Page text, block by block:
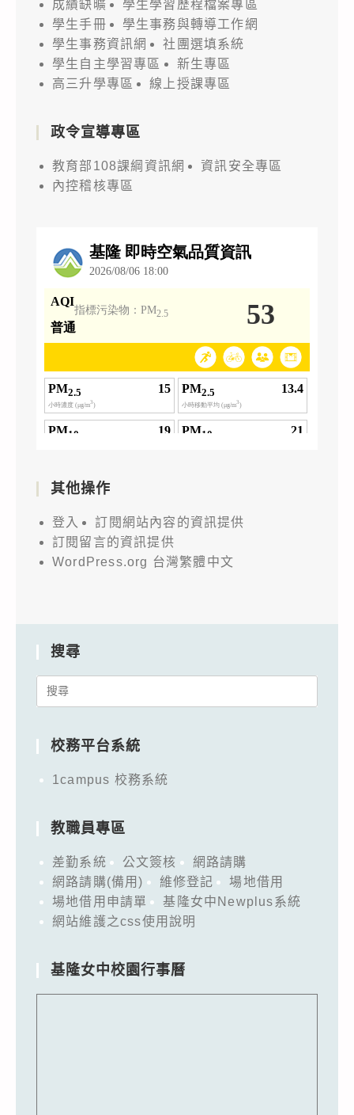
成績缺曠
學生學習歷程檔案專區
學生手冊
學生事務與轉導工作網
學生事務資訊網
社團選填系統
學生自主學習專區
新生專區
高三升學專區
線上授課專區
政令宣導專區
教育部108課綱資訊網
資訊安全專區
內控稽核專區
其他操作
登入
訂閱網站內容的資訊提供
訂閱留言的資訊提供
WordPress.org 台灣繁體中文
搜尋
Search
校務平台系統
1campus 校務系統
教職員專區
差勤系統 公文簽核
網路請購
網路請購(備用)
維修登記
場地借用
場地借用申請單
基隆女中Newplus系統
網站維護之css使用說明
基隆女中校園行事曆